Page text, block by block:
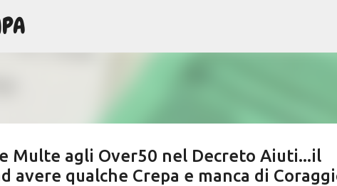
Multe agli Over50 nel Decreto Aiuti...il
avere qualche Crepa e manca di